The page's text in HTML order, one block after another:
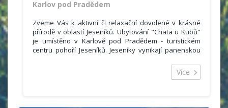
Karlov pod Pradědem
Zveme Vás k aktivní či relaxační dovolené v krásné
přírodě v oblastí Jeseníků. Ubytování "Chata u Kubů"
je umístěno v Karlově pod Pradědem - turistickém
centru pohoří Jeseníků. Jeseníky vynikají panenskou
podmínkami v celé České republice. Obec Karlov pod
Pradědem má dobré autobusové spojení. V blízkosti
Více